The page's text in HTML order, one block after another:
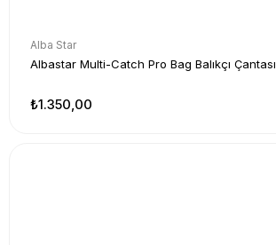
Alba Star
Albastar Multi-Catch Pro Bag Balıkçı Çantası
₺1.350,00